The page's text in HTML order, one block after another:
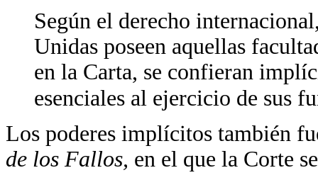
Según el derecho
Unidas poseen aquellas
en la Carta, se confieran
esenciales al ejercicio de sus
Los poderes implícitos también
de los Fallos, en el que la Corte